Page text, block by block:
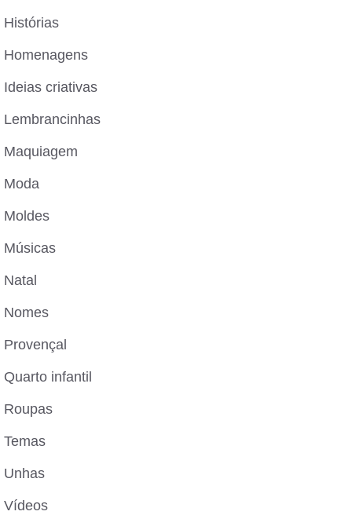
Histórias
Homenagens
Ideias criativas
Lembrancinhas
Maquiagem
Moda
Moldes
Músicas
Natal
Nomes
Provençal
Quarto infantil
Roupas
Temas
Unhas
Vídeos